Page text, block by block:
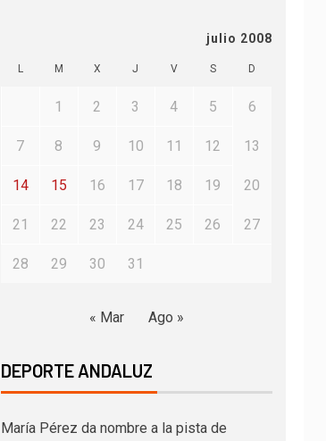
julio 2008
L M X J V S D
1 2 3 4 5 6
7 8 9 10 11 12 13
14 15 16 17 18 19 20
21 22 23 24 25 26 27
28 29 30 31
« Mar Ago »
DEPORTE ANDALUZ
María Pérez da nombre a la pista de